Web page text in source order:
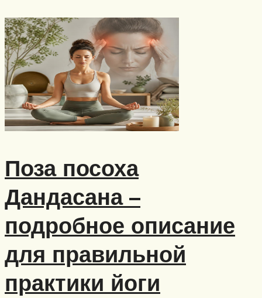
Поза посоха
Дандасана –
подробное описание
для правильной
практики йоги